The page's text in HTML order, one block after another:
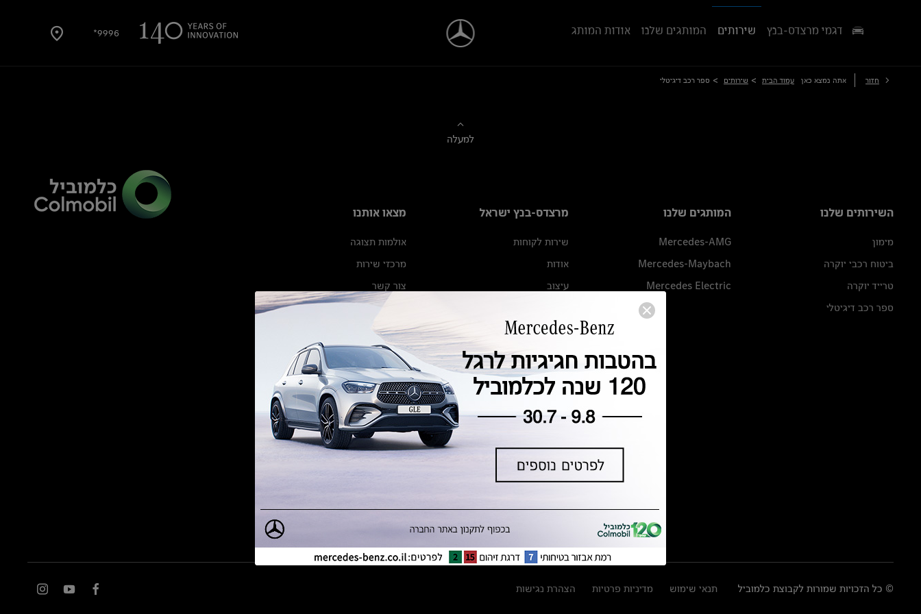
9996* דגמי מרצדס-בנץ שירותים המותגים שלנו אודות המותג
חזור אתה נמצא כאן עמוד הבית > שירותים > ספר רכב דיגיטלי
למעלה
השירותים שלנו
מימון
ביטוח רכבי יוקרה
טרייד יוקרה
ספר רכב דיגיטלי
המותגים שלנו
Mercedes-AMG
Mercedes-Maybach
Mercedes Electric
מרצדס-בנץ ישראל
שירות לקוחות
אודות
עיצוב
מגזין מרצדס-בנץ
ספרי רכב מרצדס-בנץ
נתוני זיהום אוויר וצריכת דלק וחשמל
נתוני תווית צמיגים
מחירון חלפים
הודעה על הטבות לרכבי מרצדס בהסדר
מצאו אותנו
אולמות תצוגה
מרכזי שירות
צור קשר
© כל הזכויות שמורות לקבוצת כלמוביל תנאי שימוש מדיניות פרטיות הצהרת נגישות